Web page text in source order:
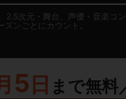
次元・舞台、声優・音楽コ
ンごとにカウント。
5 日 まで無料